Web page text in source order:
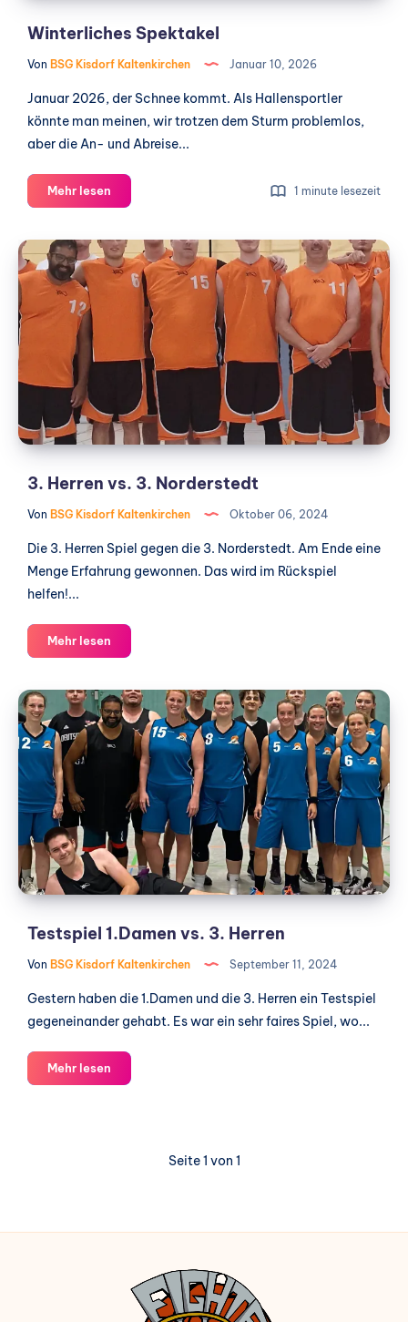
Winterliches Spektakel
Von BSG Kisdorf Kaltenkirchen Januar 10, 2026
Januar 2026, der Schnee kommt. Als Hallensportler
könnte man meinen, wir trotzen dem Sturm problemlos,
aber die An- und Abreise...
Mehr lesen
Spektakel
1 minute lesezeit
3.
Herren
vs.
3.
Norderstedt
3. Herren vs. 3. Norderstedt
Von BSG Kisdorf Kaltenkirchen Oktober 06, 2024
Die 3. Herren Spiel gegen die 3. Norderstedt. Am Ende eine
Menge Erfahrung gewonnen. Das wird im Rückspiel
helfen!...
Mehr lesen
Herren
3.
Norderstedt
Testspiel
1.Damen
vs.
3.
Herren
Testspiel 1.Damen vs. 3. Herren
Von BSG Kisdorf Kaltenkirchen September 11, 2024
Gestern haben die 1.Damen und die 3. Herren ein Testspiel
gegeneinander gehabt. Es war ein sehr faires Spiel, wo...
Mehr lesen
1.Damen
Seite 1 von 1